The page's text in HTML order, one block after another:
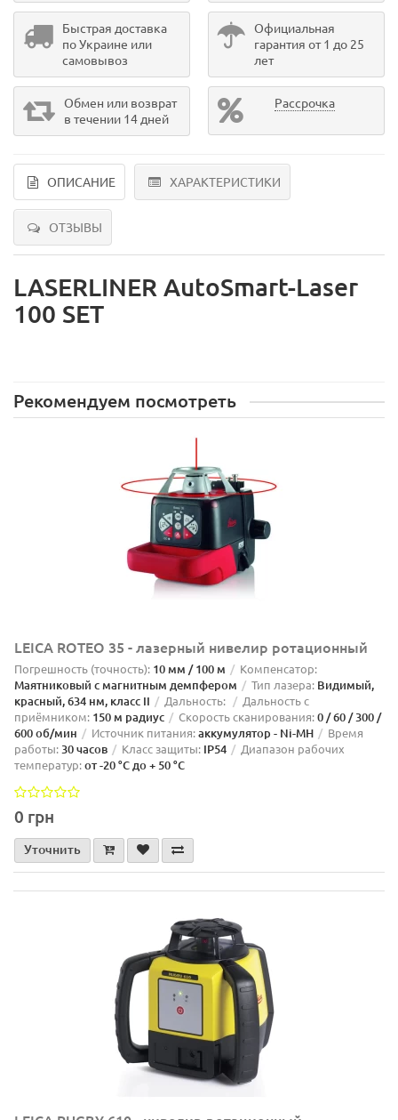
Быстрая доставка
по Украине или
самовывоз
Официальная
гарантия от 1 до 25
лет
Обмен или возврат
в течении 14 дней
Рассрочка
ОПИСАНИЕ ХАРАКТЕРИСТИКИ
ОТЗЫВЫ
LASERLINER AutoSmart-Laser
100 SET
Рекомендуем посмотреть
LEICA ROTEO 35 - лазерный нивелир ротационный
Погрешность (точность): 10 мм / 100 м Компенсатор:
Маятниковый с магнитным демпфером Тип лазера: Видимый,
красный, 634 нм, класс II
Дальность:
Дальность с
приёмником: 150 м радиус Скорость сканирования:0 / 60 / 300 /
600 об/мин
Источник питания:аккумулятор - Ni-MH
Время
работы:30 часов Класс защиты: IP54
Диапазон рабочих
температур:от -20 °C до + 50 °C
0 грн
Уточнить